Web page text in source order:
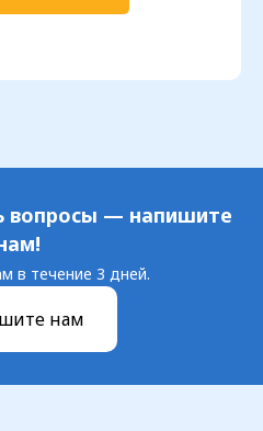
вопросы — напишите
в течение 3 дней.
нам